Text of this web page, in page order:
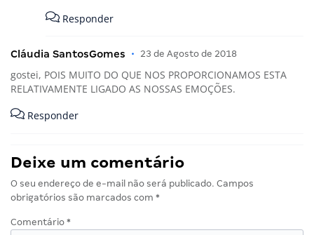
Responder
Cláudia SantosGomes • 23 de Agosto de 2018
gostei, POIS MUITO DO QUE NOS PROPORCIONAMOS ESTA
RELATIVAMENTE LIGADO AS NOSSAS EMOÇÕES.
Responder
Deixe um comentário
O seu endereço de e-mail não será publicado. Campos
obrigatórios são marcados com *
Comentário *